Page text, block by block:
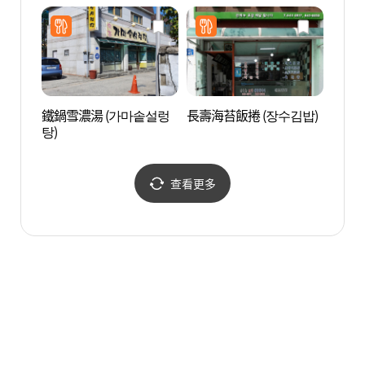
鐵鍋雪濃湯 (가마솥설렁
탕)
長壽海苔飯捲 (장수김밥)
查看更多